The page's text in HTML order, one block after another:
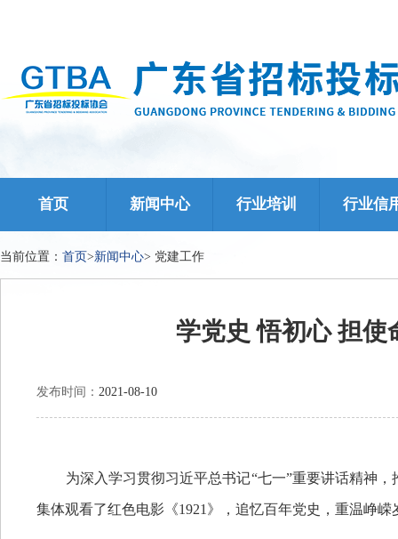
首页 新闻中心 行业培训 行业信
当前位置： 首页>新闻中心> 党建工作
学党史 悟初心 担
发布时间： 2021-08-10